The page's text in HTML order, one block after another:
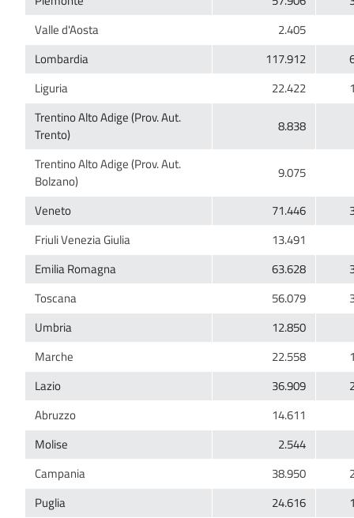
Trentino Alto Adige (Prov. Aut.
Trentino Alto Adige (Prov. Aut.